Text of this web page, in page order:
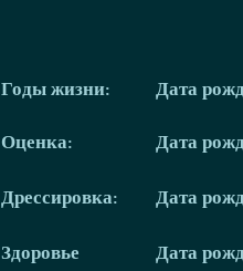
Годы жизни:
Оценка:
Дрессировка:
Здоровье
Дата
Дата
Дата
Дата